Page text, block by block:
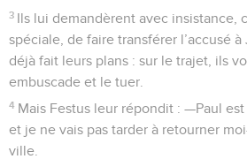
3 Ils lui demandèrent avec insistance,
spéciale, de faire transférer l’accusé
déjà fait leurs plans : sur le trajet, ils
embuscade et le tuer.
4 Mais Festus leur répondit : —Paul est
et je ne vais pas tarder à retourner
ville.